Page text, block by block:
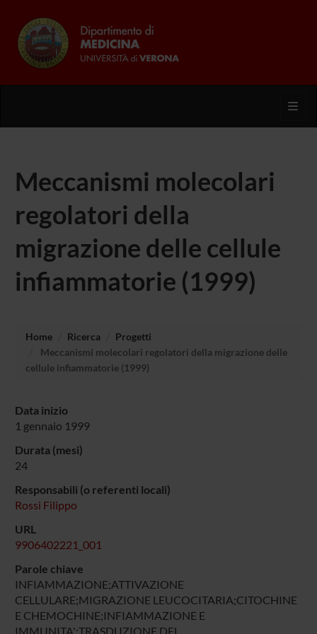
Meccanismi molecolari
regolatori della
migrazione delle cellule
infiammatorie (1999)
Home Ricerca
Progetti
Meccanismi molecolari regolatori della migrazione delle
cellule infiammatorie (1999)
Data inizio
1 gennaio 1999
Durata (mesi)
24
Responsabili (o referenti locali)
Rossi Filippo
URL
9906402221_001
Parole chiave
INFIAMMAZIONE;ATTIVAZIONE
CELLULARE;MIGRAZIONE LEUCOCITARIA;CITOCHINE
E CHEMOCHINE;INFIAMMAZIONE E
IMMUNITA';TRASDUZIONE DEL